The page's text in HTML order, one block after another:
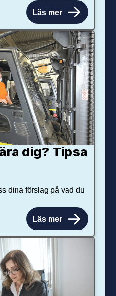
Läs mer
dig? Tipsa
dina förslag på vad du
Läs mer